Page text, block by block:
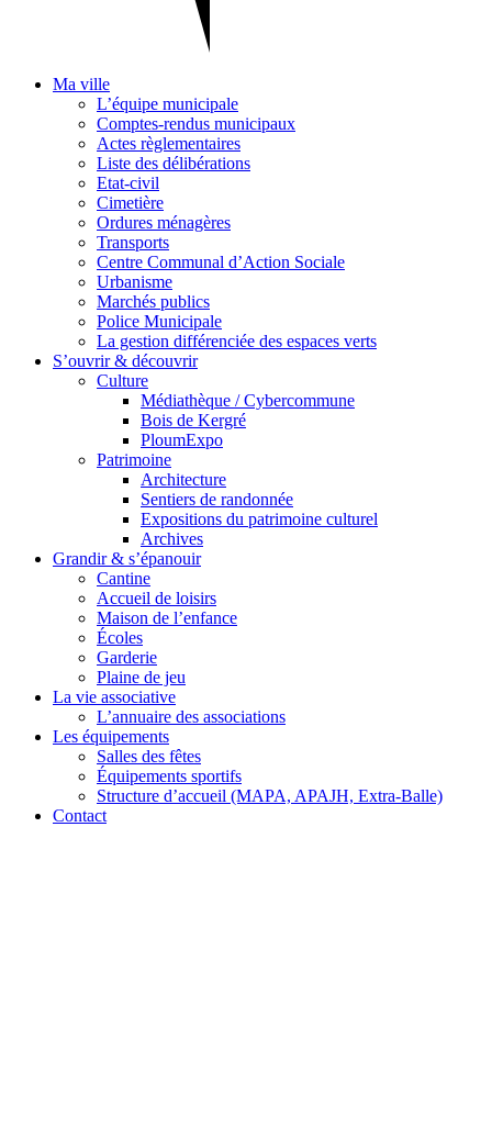
Ma ville
L’équipe municipale
Comptes-rendus municipaux
Actes règlementaires
Liste des délibérations
Etat-civil
Cimetière
Ordures ménagères
Transports
Centre Communal d’Action Sociale
Urbanisme
Marchés publics
Police Municipale
La gestion différenciée des espaces verts
S’ouvrir & découvrir
Culture
Médiathèque / Cybercommune
Bois de Kergré
PloumExpo
Patrimoine
Architecture
Sentiers de randonnée
Expositions du patrimoine culturel
Archives
Grandir & s’épanouir
Cantine
Accueil de loisirs
Maison de l’enfance
Écoles
Garderie
Plaine de jeu
La vie associative
L’annuaire des associations
Les équipements
Salles des fêtes
Équipements sportifs
Structure d’accueil (MAPA, APAJH, Extra-Balle)
Contact